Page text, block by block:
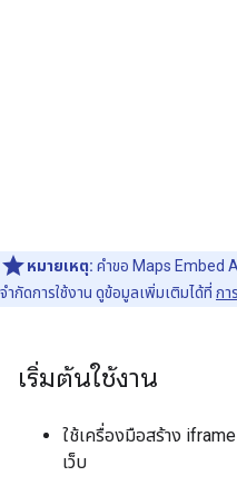
หมายเหตุ: คำขอ Maps Embed
จำกัดการใช้งาน ดูข้อมูลเพิ่มเติมได้ที่ กา
เริ่มต้นใช้งาน
ใช้เครื่องมือสร้าง
เว็บ